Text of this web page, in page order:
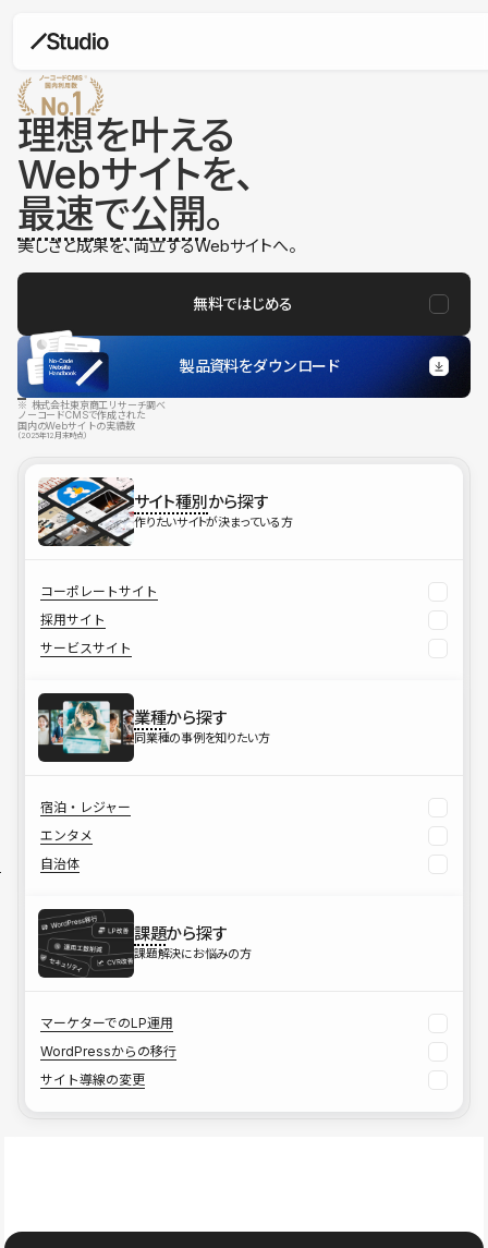
理想を叶える
Webサイトを、
最速で公開。
美しさと成果を、両立するWebサイトへ。
無料ではじめる
製品資料をダウンロード
※ 株式会社東京商工リサーチ調べ
ノーコードCMSで作成された
国内のWebサイトの実績数
（2025年12月末時点）
サイト種別から探す
作りたいサイトが決まっている方
コーポレートサイト
採用サイト
サービスサイト
業種から探す
同業種の事例を知りたい方
宿泊・レジャー
エンタメ
自治体
課題から探す
課題解決にお悩みの方
マーケターでのLP運用
WordPressからの移行
サイト導線の変更